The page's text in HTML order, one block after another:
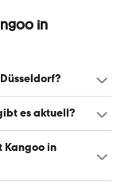
in
in Düsseldorf liegt
es aktuell?
mobile.de,
(Stand:
Kangoo in